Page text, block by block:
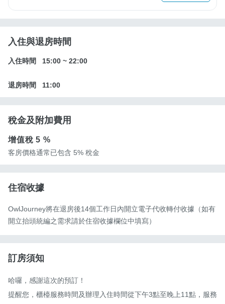
入住與退房時間
入住時間 15:00 ~ 22:00
退房時間 11:00
稅金及附加費用
增值稅5 %
客房價格通常已包含 5% 稅金
住宿收據
OwlJourney將在退房後14個工作日內開立電子代收轉付收據（如有
開立抬頭統編之需求請於住宿收據欄位中填寫）
訂房須知
哈囉，感謝這次的預訂！
提醒您，櫃檯服務時間及辦理入住時間從下午3點至晚上11點，服務